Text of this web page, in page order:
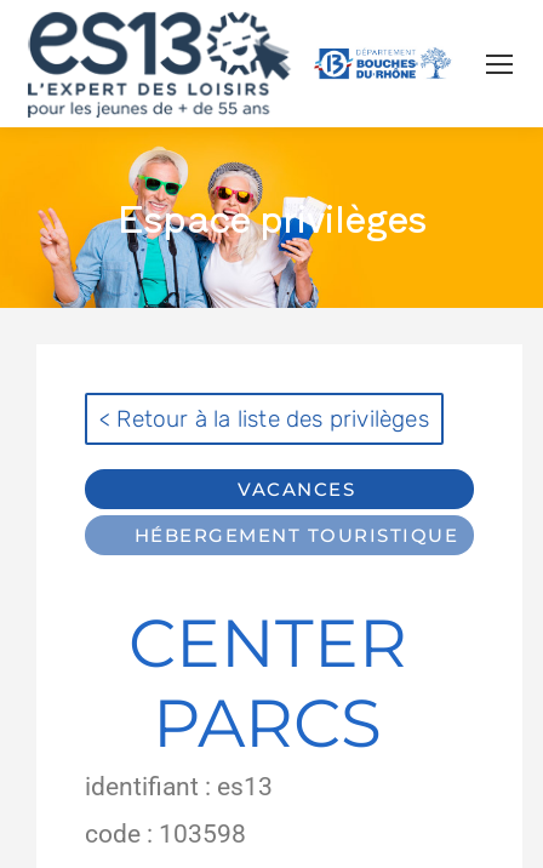
Espace privilèges
< Retour à la liste des privilèges
VACANCES
HÉBERGEMENT TOURISTIQUE
CENTER
PARCS
identifiant : es13
code : 103598